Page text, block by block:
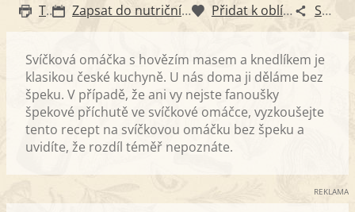
Tisk Zapsat do nutričního diáře Přidat k oblíbeným Sdílet
Svíčková omáčka s hovězím masem a knedlíkem je
klasikou české kuchyně. U nás doma ji děláme bez
špeku. V případě, že ani vy nejste fanoušky
špekové příchutě ve svíčkové omáčce, vyzkoušejte
tento recept na svíčkovou omáčku bez špeku a
uvidíte, že rozdíl téměř nepoznáte.
REKLAMA